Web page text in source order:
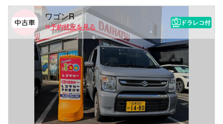
ワゴンR
予約状況を見る
ドラレコ付